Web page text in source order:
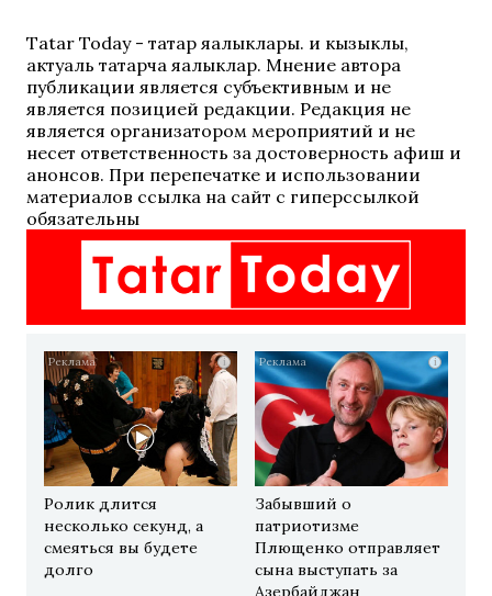
Tatar Today - татар яңалыклары. иң кызыклы,
актуаль татарча яңалыклар. Мнение автора
публикации является субъективным и не
является позицией редакции. Редакция не
является организатором мероприятий и не
несет ответственность за достоверность афиш и
анонсов. При перепечатке и использовании
материалов ссылка на сайт с гиперссылкой
обязательны
i
Ролик длится
несколько секунд, а
смеяться вы будете
долго
i
Забывший о
патриотизме
Плющенко отправляет
сына выступать за
Азербайджан